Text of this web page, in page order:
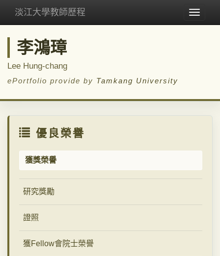
Toggle
淡江大學教師歷程
李鴻璋
Lee Hung-chang
ePortfolio provide by Tamkang University
優良榮譽
獲獎榮譽
研究獎勵
證照
獲Fellow會院士榮譽